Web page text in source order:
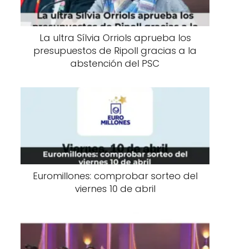
La ultra Sílvia Orriols aprueba los
presupuestos de Ripoll gracias a la
abstención del PSC
Euromillones: comprobar sorteo del
viernes 10 de abril